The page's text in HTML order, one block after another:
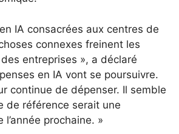
IA consacrées aux centres de
connexes freinent les
entreprises », a déclaré
en IA vont se poursuivre.
continue de dépenser. Il semble
de référence serait une
prochaine. »